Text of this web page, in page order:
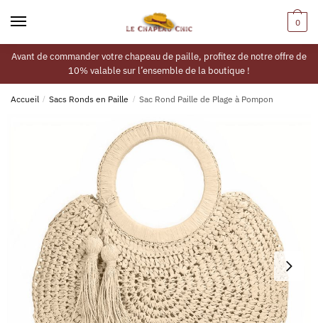
0
Avant de commander votre chapeau de paille, profitez de notre offre de
10% valable sur l’ensemble de la boutique !
Accueil / Sacs Ronds en Paille / Sac Rond Paille de Plage à Pompon